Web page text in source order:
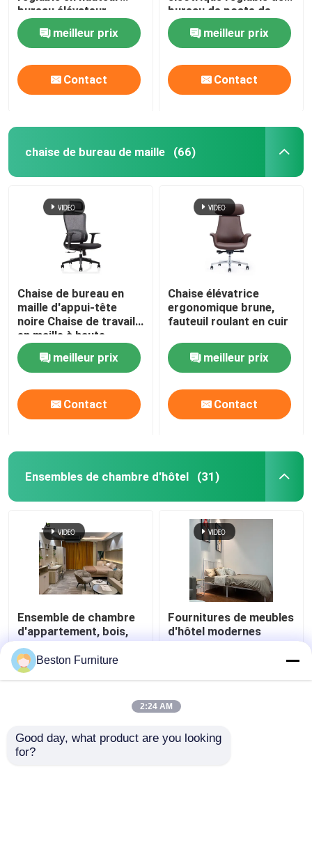
bureau élévateur
debout électrique en
bois
meilleur prix
Contact
bureau de poste de
travail de 2 personnes
meilleur prix
Contact
chaise de bureau de maille (66)
Chaise de bureau en
maille d'appui-tête
noire Chaise de travail
en maille à haute
élasticité
meilleur prix
Contact
Chaise élévatrice
ergonomique brune,
fauteuil roulant en cuir
meilleur prix
Contact
Ensembles de chambre d'hôtel (31)
Ensemble de chambre
d'appartement, bois,
ensemble de meubles
de chambre d'hôtel 5
étoiles
meilleur prix
Fournitures de meubles
d'hôtel modernes
Appartement Luxe King
meilleur prix
Beston Furniture
2:24 AM
Good day, what product are you looking
for?